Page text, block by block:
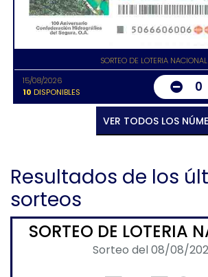
SORTEO DE LOTERIA NACIONAL
15/08/2026
10 DISPONIBLES 0
VER
Resultados de los
sorteos
SORTEO DE LOTERIA
Sorteo del 08/08/